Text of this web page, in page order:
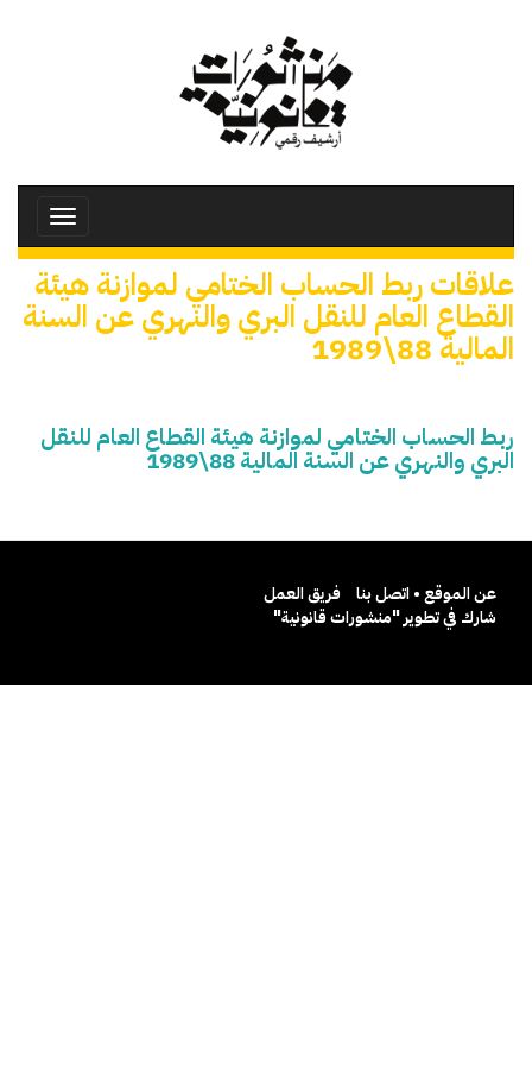
Toggle
علاقات ربط الحساب الختامي لموازنة هيئة
القطاع العام للنقل البري والنهري عن السنة
المالية 88\1989
ربط الحساب الختامي لموازنة هيئة القطاع العام للنقل
البري والنهري عن السنة المالية 88\1989
عن الموقع • اتصل بنا
فريق العمل
شارك في تطوير "منشورات قانونية"